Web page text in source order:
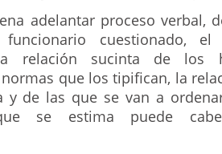
adelantar proceso verbal,
funcionario cuestionado,
relación sucinta de los
que los tipifican, la
y de las que se van a
se estima puede